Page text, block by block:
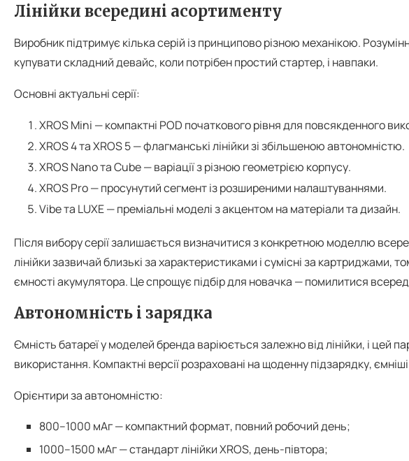
Лінійки всередині асортименту
Виробник підтримує кілька серій із принципово різною механікою.
купувати складний девайс, коли потрібен простий стартер, і навпаки.
Основні актуальні серії:
XROS Mini — компактні POD початкового рівня для повсякденного
XROS 4 та XROS 5 — флагманські лінійки зі збільшеною автономністю.
XROS Nano та Cube — варіації з різною геометрією корпусу.
XROS Pro — просунутий сегмент із розширеними налаштуваннями.
Vibe та LUXE — преміальні моделі з акцентом на матеріали та дизайн.
Після вибору серії залишається визначитися з конкретною моделлю
лінійки зазвичай близькі за характеристиками і сумісні за картриджами,
ємності акумулятора. Це спрощує підбір для новачка — помилитися
Автономність і зарядка
Ємність батареї у моделей бренда варіюється залежно від лінійки, і цей
використання. Компактні версії розраховані на щоденну підзарядку,
Орієнтири за автономністю:
800–1000 мАг — компактний формат, повний робочий день;
1000–1500 мАг — стандарт лінійки XROS, день-півтора;